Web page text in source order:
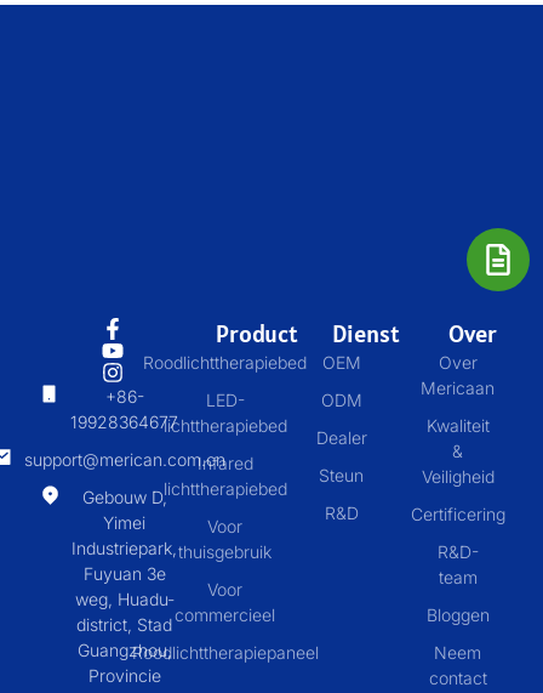
+86-
19928364677
support@merican.com.cn
Gebouw D,
Yimei
Industriepark,
Fuyuan 3e
weg, Huadu-
district, Stad
Guangzhou,
Provincie
Product
Roodlichttherapiebed
LED-
lichttherapiebed
Infared
lichttherapiebed
Voor
thuisgebruik
Voor
commercieel
Roodlichttherapiepaneel
Dienst
OEM
ODM
Dealer
Steun
R&D
Over
Over
Mericaan
Kwaliteit
&
Veiligheid
Certificering
R&D-
team
Bloggen
Neem
contact